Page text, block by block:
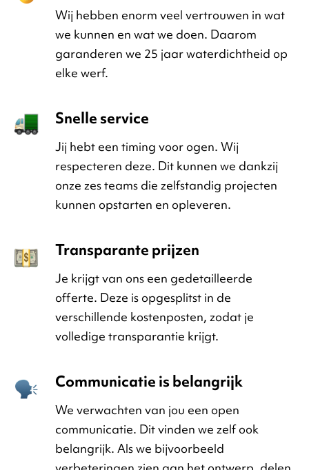
Wij hebben enorm veel vertrouwen in wat
we kunnen en wat we doen. Daarom
garanderen we 25 jaar waterdichtheid op
elke werf.
Snelle service
Jij hebt een timing voor ogen. Wij
respecteren deze. Dit kunnen we dankzij
onze zes teams die zelfstandig projecten
kunnen opstarten en opleveren.
Transparante prijzen
Je krijgt van ons een gedetailleerde
offerte. Deze is opgesplitst in de
verschillende kostenposten, zodat je
volledige transparantie krijgt.
Communicatie is belangrijk
We verwachten van jou een open
communicatie. Dit vinden we zelf ook
belangrijk. Als we bijvoorbeeld